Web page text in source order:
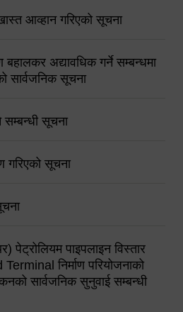
आव्हान गरिएको सूचना
बहालकर अद्यावधिक गर्ने सम्बन्धमा
सार्वजनिक सूचना
सूचना
गरिएको सूचना
पाइपलाइन विस्तार
निर्माण परियोजनाको
सार्वजनिक सुनुवाई सम्बन्धी